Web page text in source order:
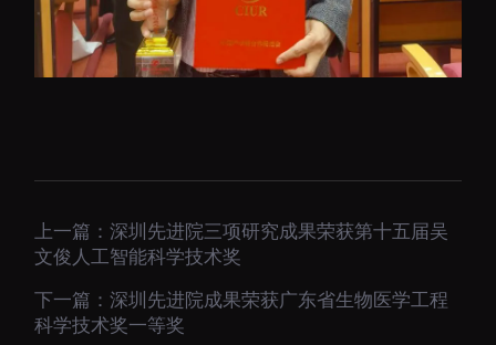
上一篇：深圳先进院三项研究成果荣获第十五届吴
文俊人工智能科学技术奖
下一篇：深圳先进院成果荣获广东省生物医学工程
科学技术奖一等奖